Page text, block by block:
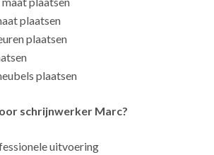
plaatsen
plaatsen
plaatsen
schrijnwerker Marc?
uitvoering